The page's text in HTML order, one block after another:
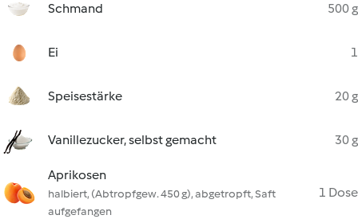
Schmand 500 g
Ei 1
Speisestärke 20 g
Vanillezucker, selbst gemacht 30 g
Aprikosen
halbiert, (Abtropfgew. 450 g), abgetropft, Saft
aufgefangen
1 Dose